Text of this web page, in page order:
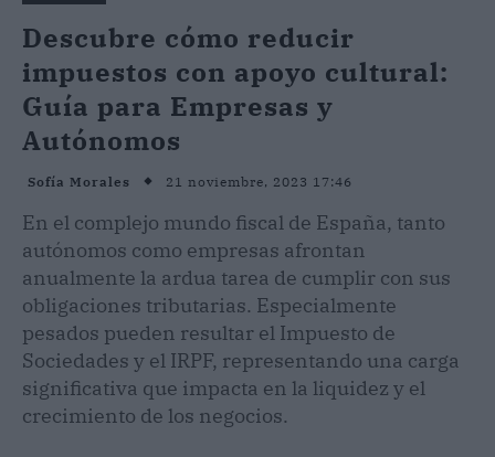
Descubre cómo reducir
impuestos con apoyo cultural:
Guía para Empresas y
Autónomos
Sofía Morales 21 noviembre, 2023 17:46
En el complejo mundo fiscal de España, tanto
autónomos como empresas afrontan
anualmente la ardua tarea de cumplir con sus
obligaciones tributarias. Especialmente
pesados pueden resultar el Impuesto de
Sociedades y el IRPF, representando una carga
significativa que impacta en la liquidez y el
crecimiento de los negocios.